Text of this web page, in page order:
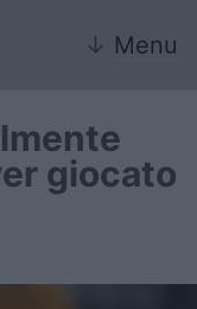
↓ Menu
giocato